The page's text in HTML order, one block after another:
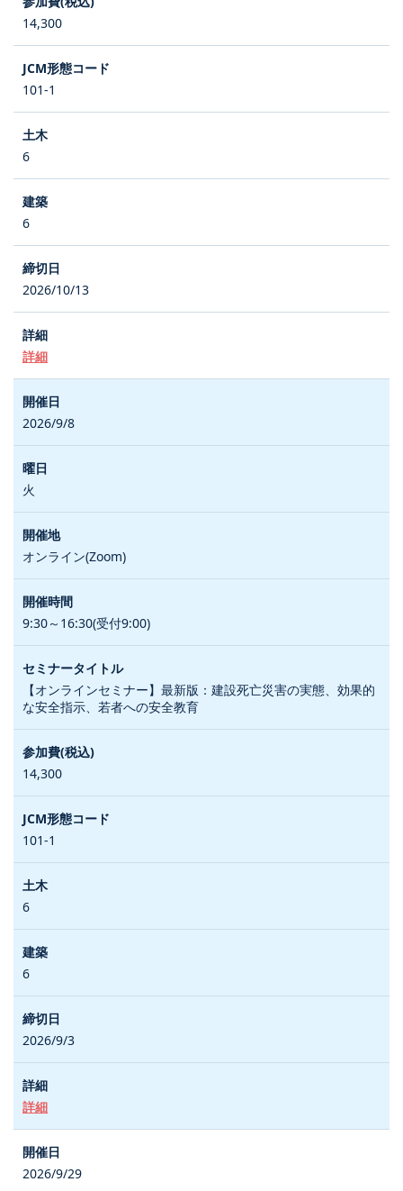
14,300
101-1
6
6
2026/10/13
詳細
2026/9/8
火
オンライン(Zoom)
9:30～16:30(受付9:00)
【オンラインセミナー】最新版：建設死亡災害の実態、効果的
な安全指示、若者への安全教育
14,300
101-1
6
6
2026/9/3
詳細
2026/9/29